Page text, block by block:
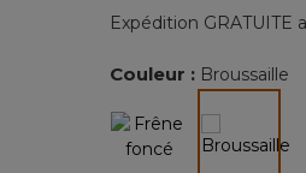
Lien
vers
page.
Expédition GRATUITE
Couleur : Broussaille